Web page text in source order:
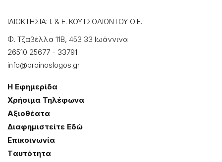
ΙΔΙΟΚΤΗΣΙΑ: Ι. & Ε. ΚΟΥΤΣΟΛΙΟΝΤΟΥ Ο.Ε.
Φ. Τζαβέλλα 11Β, 453 33 Ιωάννɩνα
26510 25677 - 33791
info@proinoslogos.gr
Η Εφημερίδα
Χρήσɩμα Τηλέφωνα
Αξɩοθέατα
Δɩαφημɩστείτε Εδώ
Επɩκοɩνωνία
Tαυτότητα